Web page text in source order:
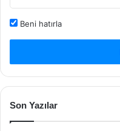
Beni hatırla
Son Yazılar